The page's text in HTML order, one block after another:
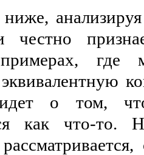
честно
примерах,
идет о том,
как что-то.